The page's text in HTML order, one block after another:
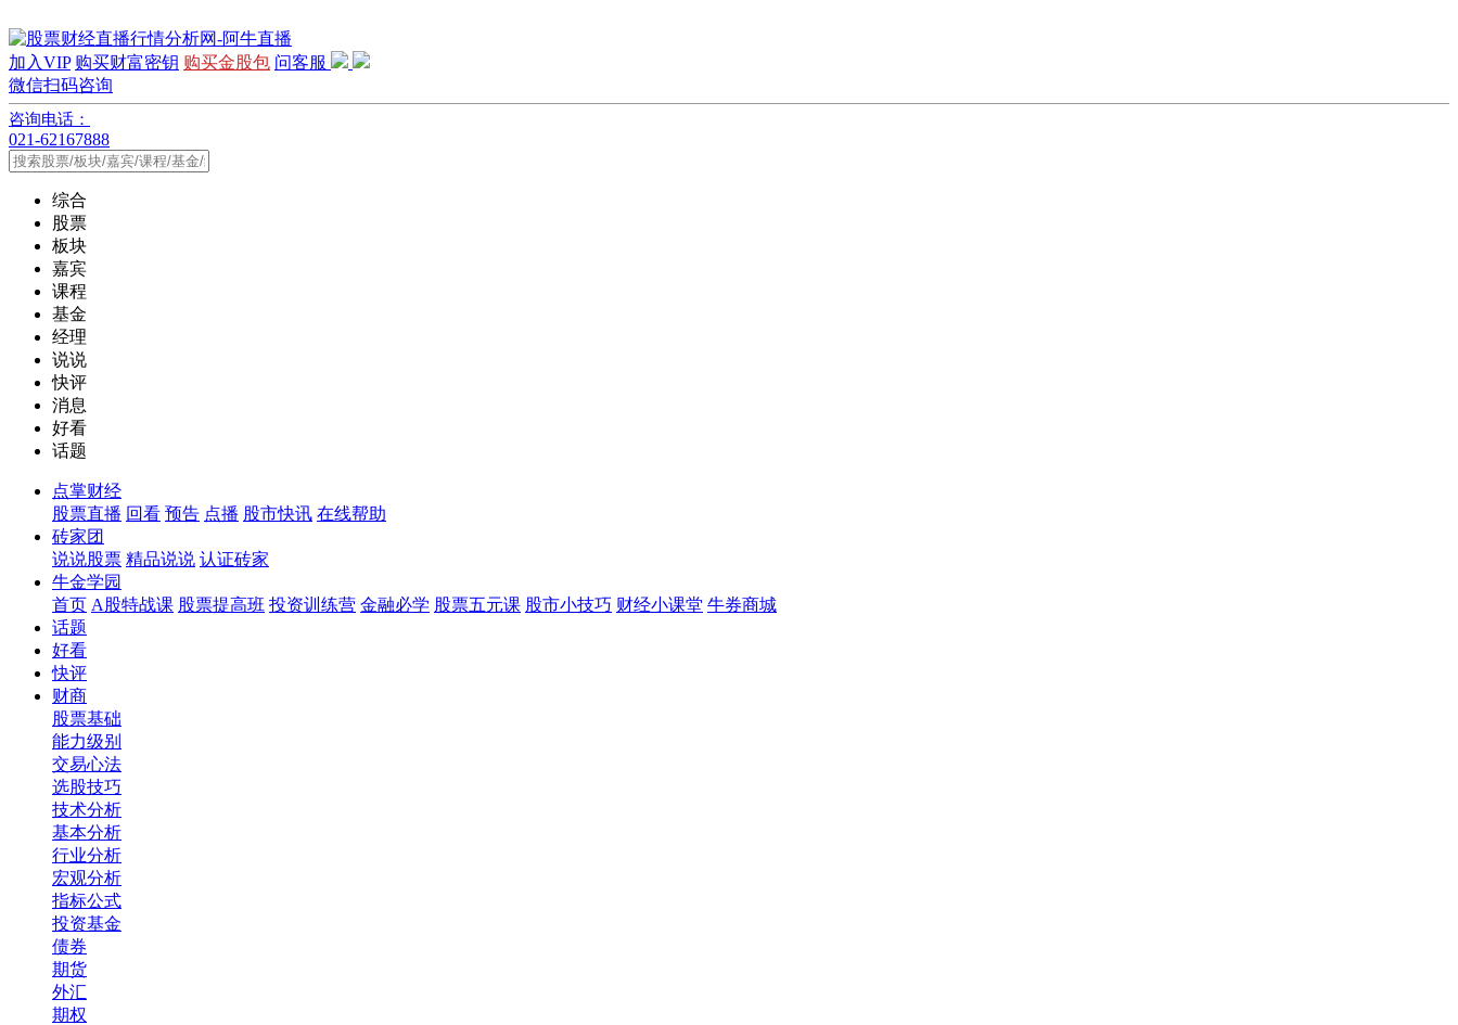
加入VIP 购买财富密钥 购买金股包 问客服
微信扫码咨询
咨询电话：
021-62167888
综合
股票
板块
嘉宾
课程
基金
经理
说说
快评
消息
好看
话题
点掌财经
股票直播 回看 预告 点播 股市快讯 在线帮助
砖家团
说说股票 精品说说 认证砖家
牛金学园
首页 A股特战课 股票提高班 投资训练营 金融必学 股票五元课 股市小技巧 财经小课堂 牛券商城
话题
好看
快评
财商
股票基础
能力级别
交易心法
选股技巧
技术分析
基本分析
行业分析
宏观分析
指标公式
投资基金
债券
期货
外汇
期权